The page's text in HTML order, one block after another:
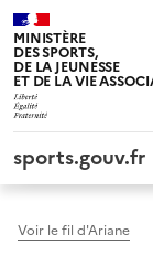
MINISTÈRE
DES SPORTS,
DE LA JEUNESSE
ET DE LA VIE
sports.gouv.fr
Voir le fil d'Ariane
Panneau de